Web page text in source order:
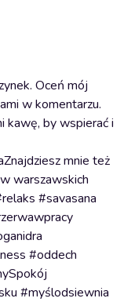
Oceń mój
w komentarzu.
kawę, by wspierać i
mnie też
warszawskich
#savasana
#oddech
#myślodsiewnia